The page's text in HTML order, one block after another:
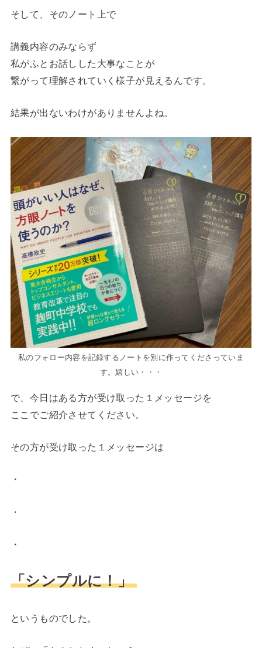
そして、そのノート上で
講義内容のみならず
私がふとお話しした大事なことが
繋がって理解されていく様子が見えるんです。
結果が出ないわけがありませんよね。
私のフォロー内容を記録するノートを別に作ってくださっていま
す。嬉しい・・・
で、今日はある方が受け取った１メッセージを
ここでご紹介させてください。
その方が受け取った１メッセージは
・
・
・
「シンプルに！」
というものでした。